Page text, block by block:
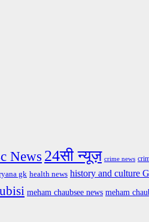
News 24सी न्यूज़ crime news
gk health news history and culture
meham chaubsee news meham